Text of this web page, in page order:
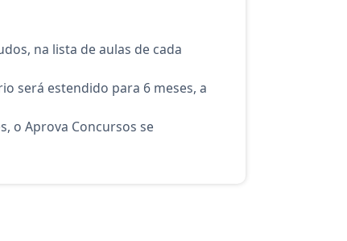
na lista de aulas de cada
será estendido para 6 meses, a
o Aprova Concursos se